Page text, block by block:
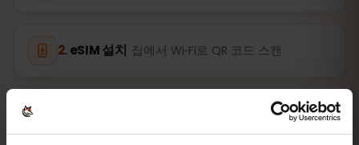
eSIM 설치 집에서 Wi‑Fi로 QR 코드 스캔
바하마에서 데이터 로밍 켜기